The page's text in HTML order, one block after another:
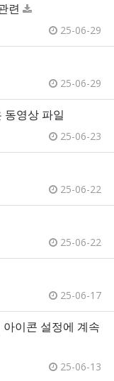
련
25-06-29
25-06-29
동영상 파일
25-06-23
25-06-22
25-06-22
25-06-17
이콘 설정에 계속
25-06-13